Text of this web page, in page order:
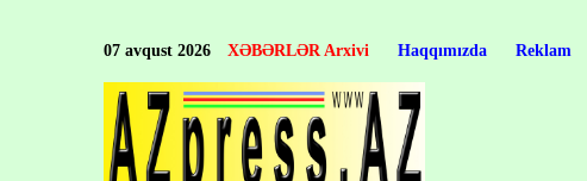
07 avqust 2026 XƏBƏRLƏR Arxivi Haqqımızda Reklam